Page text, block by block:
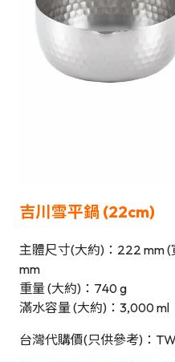
吉川雪平鍋 (22cm)
主體尺寸(大約)：222 mm
mm
重量 (大約)：740 g
滿水容量 (大約)：3,000 ml
台灣代購價(只供參考)：